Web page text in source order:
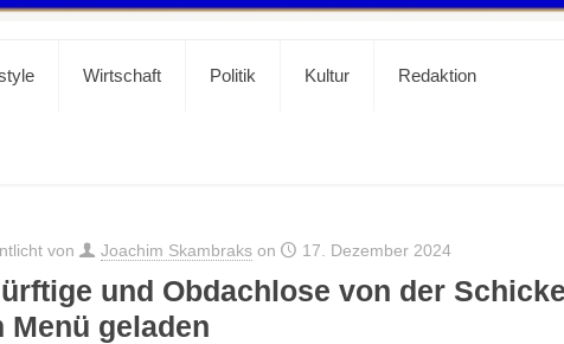
Wirtschaft Politik Kultur Redaktion
von Joachim Skambraks on 17. Dezember 2024
und Obdachlose von der
Menü geladen